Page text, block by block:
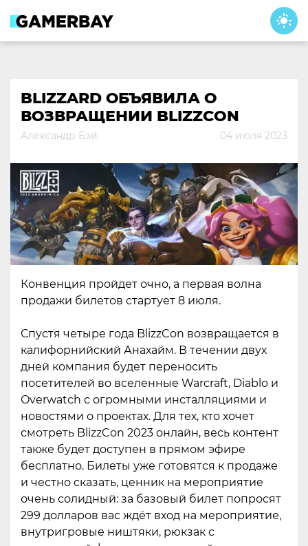
content
BLIZZARD ОБЪЯВИЛА О
ВОЗВРАЩЕНИИ BLIZZCON
Александр Бэй 04 июля 2023
Конвенция пройдет очно, а первая волна
продажи билетов стартует 8 июля.
Спустя четыре года BlizzCon возвращается в
калифорнийский Анахайм. В течении двух
дней компания будет переносить
посетителей во вселенные Warcraft, Diablo и
Overwatch с огромными инсталляциями и
новостями о проектах. Для тех, кто хочет
смотреть BlizzCon 2023 онлайн, весь контент
также будет доступен в прямом эфире
бесплатно. Билеты уже готовятся к продаже
и честно сказать, ценник на мероприятие
очень солидный: за базовый билет попросят
299 долларов вас ждёт вход на мероприятие,
внутригровые ништяки, рюкзак с